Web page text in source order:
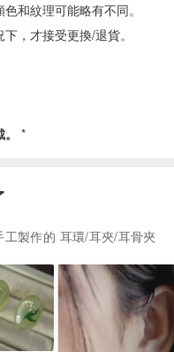
和紋理可能略有不同。
，才接受更換/退貨。
*
工製作的 耳環/耳夾/耳骨夾